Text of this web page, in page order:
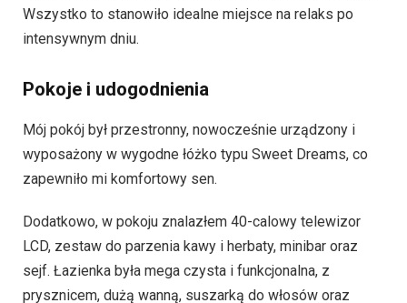
Wszystko to stanowiło idealne miejsce na relaks po
intensywnym dniu.
Pokoje i udogodnienia
Mój pokój był przestronny, nowocześnie urządzony i
wyposażony w wygodne łóżko typu Sweet Dreams, co
zapewniło mi komfortowy sen.
Dodatkowo, w pokoju znalazłem 40-calowy telewizor
LCD, zestaw do parzenia kawy i herbaty, minibar oraz
sejf. Łazienka była mega czysta i funkcjonalna, z
prysznicem, dużą wanną, suszarką do włosów oraz